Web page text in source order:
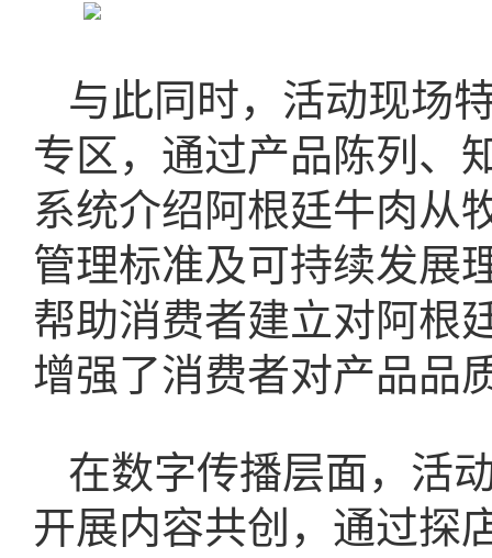
与此同时，活动现场
专区，通过产品陈列、
系统介绍阿根廷牛肉从
管理标准及可持续发展
帮助消费者建立对阿根
增强了消费者对产品品
在数字传播层面，活
开展内容共创，通过探